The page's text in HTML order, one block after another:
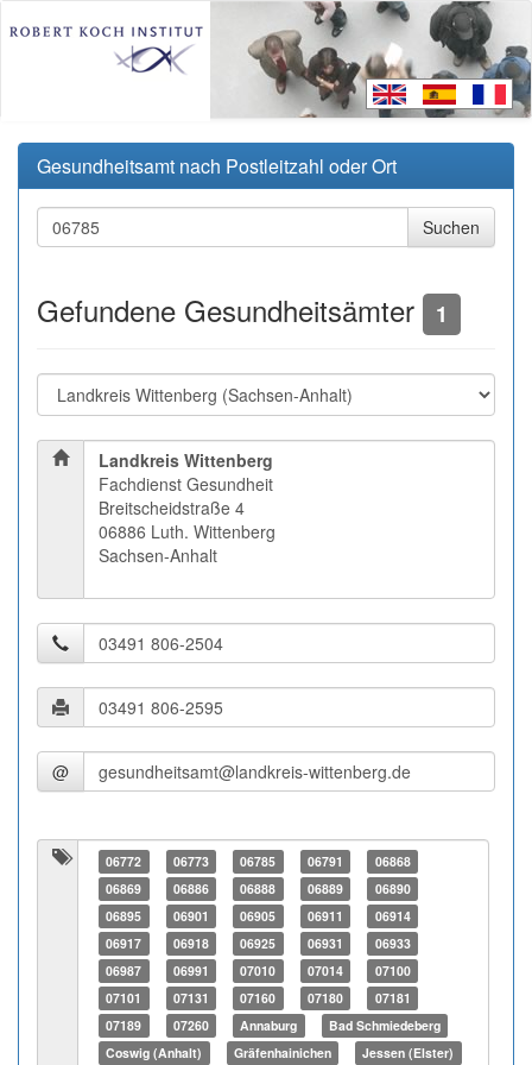
Gesundheitsamt nach Postleitzahl oder Ort
Gefundene Gesundheitsämter 1
Landkreis Wittenberg
Fachdienst Gesundheit
Breitscheidstraße 4
06886 Luth. Wittenberg
Sachsen-Anhalt
@
06772 06773 06785 06791
06868
06869
06886 06888 06889
06890
06895
06901 06905 06911
06914
06917
06918 06925 06931
06933
06987
06991 07010 07014
07100
07101
07131 07160 07180
07181
07189
07260 Annaburg
Bad Schmiedeberg
Coswig (Anhalt)
Gräfenhainichen Jessen (Elster)